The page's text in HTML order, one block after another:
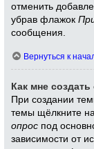
отменить
убрав флажок
сообщения.
Вернуться к
Как мне создать
При создании
темы щёлкните
опрос под
зависимости от